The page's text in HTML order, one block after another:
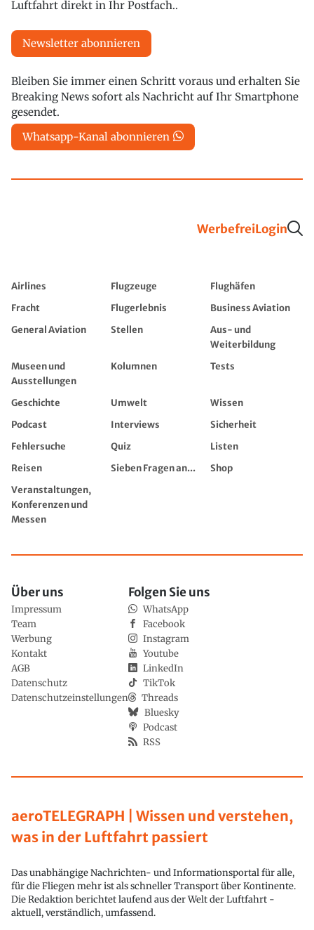
Luftfahrt direkt in Ihr Postfach..
Newsletter abonnieren
Bleiben Sie immer einen Schritt voraus und erhalten Sie
Breaking News sofort als Nachricht auf Ihr Smartphone
gesendet.
Whatsapp-Kanal abonnieren
WerbefreiLogin
Airlines Flugzeuge
Flughäfen
Fracht
Flugerlebnis
Business Aviation
General Aviation
Stellen
Aus- und
Weiterbildung
Museen und
Ausstellungen
Kolumnen Tests
Geschichte Umwelt
Wissen
Podcast
Interviews
Sicherheit
Fehlersuche
Quiz
Listen
Reisen
Sieben Fragen an...
Shop
Veranstaltungen,
Konferenzen und
Messen
aeroTELEGRAPH | Wissen und verstehen,
was in der Luftfahrt passiert
Das unabhängige Nachrichten- und Informationsportal für alle,
für die Fliegen mehr ist als schneller Transport über Kontinente.
Die Redaktion berichtet laufend aus der Welt der Luftfahrt -
aktuell, verständlich, umfassend.
Über uns
Impressum
Team
Werbung
Kontakt
AGB
Datenschutz
Datenschutzeinstellungen
Folgen Sie uns
WhatsApp
Facebook
Instagram
Youtube
LinkedIn
TikTok
Threads
Bluesky
Podcast
RSS